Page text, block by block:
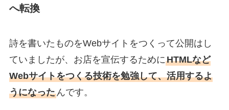
へ転換
詩を書いたものをWebサイトをつくって公開はし
ていましたが、お店を宣伝するためにHTMLなど
Webサイトをつくる技術を勉強して、活用するよ
うになったんです。